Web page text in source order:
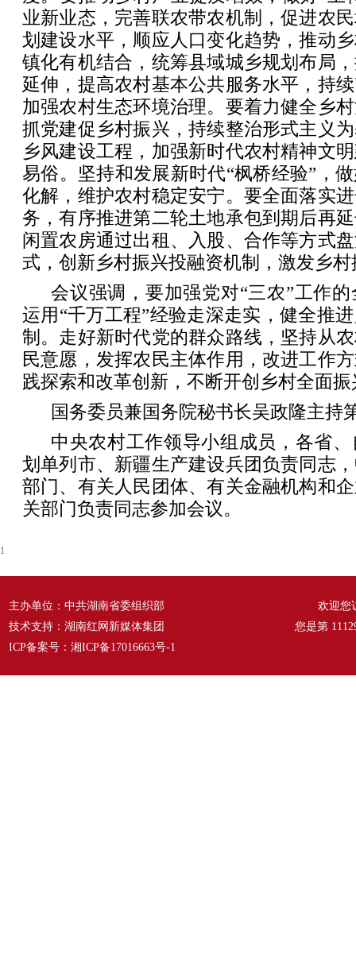
业新业态，完善联农带农机制，促进农
划建设水平，顺应人口变化趋势，推动
镇化有机结合，统筹县域城乡规划布局
延伸，提高农村基本公共服务水平，持
加强农村生态环境治理。要着力健全乡
抓党建促乡村振兴，持续整治形式主义
乡风建设工程，加强新时代农村精神文
易俗。坚持和发展新时代“枫桥经验”，
化解，维护农村稳定安宁。要全面落实
务，有序推进第二轮土地承包到期后再
闲置农房通过出租、入股、合作等方式
式，创新乡村振兴投融资机制，激发乡
会议强调，要加强党对“三农”工作
运用“千万工程”经验走深走实，健全推
制。走好新时代党的群众路线，坚持从
民意愿，发挥农民主体作用，改进工作
践探索和改革创新，不断开创乡村全面
国务委员兼国务院秘书长吴政隆主持
中央农村工作领导小组成员，各省
划单列市、新疆生产建设兵团负责同志
部门、有关人民团体、有关金融机构和
关部门负责同志参加会议。
1
主办单位：中共湖南省委组织部
技术支持：湖南红网新媒体集团
ICP备案号： 湘ICP备17016663号-1
欢迎您
您是第